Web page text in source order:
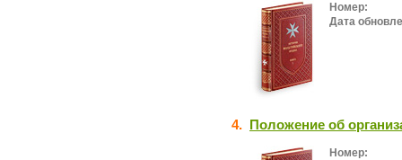
Номер:
Дата
4. Положение об
Номер: